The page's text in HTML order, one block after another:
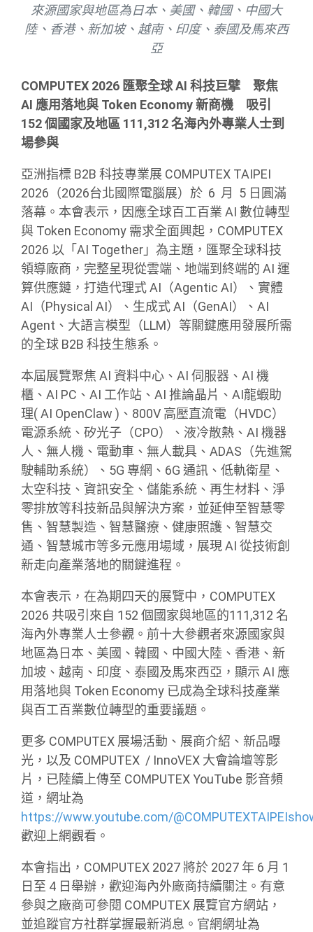
來源國家與地區為日本、美國、韓國、中國大
陸、香港、新加坡、越南、印度、泰國及馬來西
亞
COMPUTEX 2026 匯聚全球 AI 科技巨擘 聚焦
AI 應用落地與 Token Economy 新商機 吸引
152 個國家及地區 111,312 名海內外專業人士到
場參與
亞洲指標 B2B 科技專業展 COMPUTEX TAIPEI
2026（2026台北國際電腦展）於 6 月 5 日圓滿
落幕。本會表示，因應全球百工百業 AI 數位轉型
與 Token Economy 需求全面興起，COMPUTEX
2026 以「AI Together」為主題，匯聚全球科技
領導廠商，完整呈現從雲端、地端到終端的 AI 運
算供應鏈，打造代理式 AI（Agentic AI）、實體
AI（Physical AI）、生成式 AI（GenAI）、AI
Agent、大語言模型（LLM）等關鍵應用發展所需
的全球 B2B 科技生態系。
本屆展覽聚焦 AI 資料中心、AI 伺服器、AI 機
櫃、AI PC、AI 工作站、AI 推論晶片、AI龍蝦助
理( AI OpenClaw )、800V 高壓直流電（HVDC）
電源系統、矽光子（CPO）、液冷散熱、AI 機器
人、無人機、電動車、無人載具、ADAS（先進駕
駛輔助系統）、5G 專網、6G 通訊、低軌衛星、
太空科技、資訊安全、儲能系統、再生材料、淨
零排放等科技新品與解決方案，並延伸至智慧零
售、智慧製造、智慧醫療、健康照護、智慧交
通、智慧城市等多元應用場域，展現 AI 從技術創
新走向產業落地的關鍵進程。
本會表示，在為期四天的展覽中，COMPUTEX
2026 共吸引來自 152 個國家與地區的111,312 名
海內外專業人士參觀。前十大參觀者來源國家與
地區為日本、美國、韓國、中國大陸、香港、新
加坡、越南、印度、泰國及馬來西亞，顯示 AI 應
用落地與 Token Economy 已成為全球科技產業
與百工百業數位轉型的重要議題。
更多 COMPUTEX 展場活動、展商介紹、新品曝
光，以及 COMPUTEX / InnoVEX 大會論壇等影
片，已陸續上傳至 COMPUTEX YouTube 影音頻
道，網址為
https://www.youtube.com/
歡迎上網觀看。
本會指出，COMPUTEX 2027 將於 2027 年 6 月 1
日至 4 日舉辦，歡迎海內外廠商持續關注。有意
參與之廠商可參閱 COMPUTEX 展覽官方網站，
並追蹤官方社群掌握最新消息。官網網址為